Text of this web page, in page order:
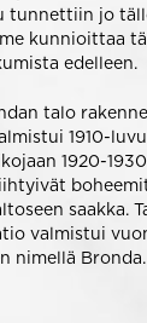
tunnettiin jo
kunnioittaa
edelleen.
talo
1910-
1920-
saakka.
valmistui
nimellä